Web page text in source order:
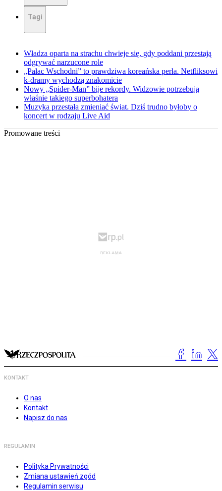
Tagi
Władza oparta na strachu chwieje się, gdy poddani przestają
odgrywać narzucone role
„Pałac Wschodni” to prawdziwa koreańska perła. Netfliksowi
k-dramy wychodzą znakomicie
Nowy „Spider-Man” bije rekordy. Widzowie potrzebują
właśnie takiego superbohatera
Muzyka przestała zmieniać świat. Dziś trudno byłoby o
koncert w rodzaju Live Aid
Promowane treści
KONTAKT
O nas
Kontakt
Napisz do nas
REGULAMIN
Polityka Prywatności
Zmiana ustawień zgód
Regulamin serwisu